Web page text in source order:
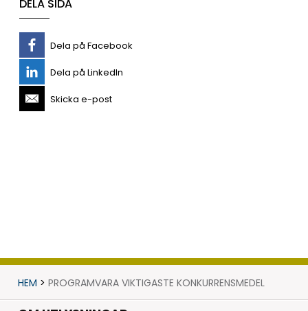
DELA SIDA
Dela på Facebook
Dela på LinkedIn
Skicka e-post
HEM > PROGRAMVARA VIKTIGASTE KONKURRENSMEDEL